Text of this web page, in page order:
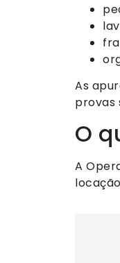
As
provas
O
A